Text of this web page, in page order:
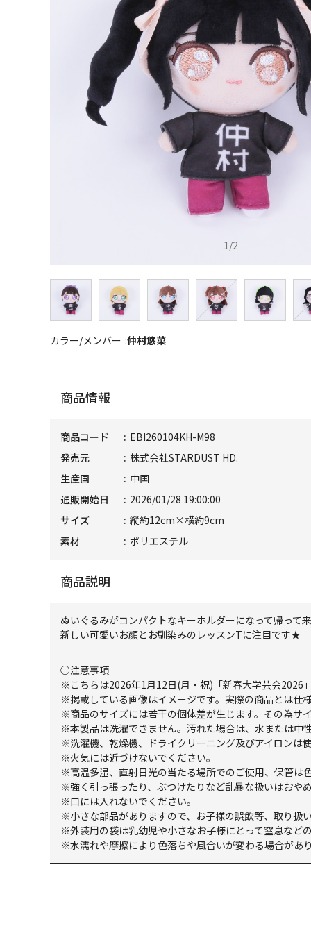
1/2
カラー/メンバー 仲村悠菜
商品情報
商品コード
EBI260104KH-M98
発売元
株式会社STARDUST HD.
生産国
中国
通販開始日
2026/01/28 19:00:00
サイズ
縦約12cm×横約9cm
素材
ポリエステル
商品説明
ぬいぐるみがコンパクトなキーホルダーになって帰って
新しい可愛いお顔とお馴染みのレッスンTに注目です★
○注意事項
※こちらは2026年1月12日(月・祝)「新春大学芸会2026
※掲載している画像はイメージです。実際の商品とは仕
※商品のサイズには若干の個体差が生じます。その為サ
※本製品は洗濯できません。汚れた場合は、水または中
※洗濯機、乾燥機、ドライクリーニング及びアイロンは
※火気には近づけないでください。
※高温多湿、直射日光の当たる場所でのご使用、保管は
※強く引っ張ったり、ぶつけたりなど乱暴な扱いはおや
※口には入れないでください。
※小さな部品がありますので、お子様の誤飲等、取り扱
※外装用の袋は乳幼児や小さなお子様にとって窒息など
※水濡れや摩擦により色落ちや風合いが変わる場合があ